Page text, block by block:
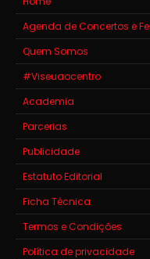
Agenda de Concertos e
Quem Somos
#Viseuaocentro
Academia
Parcerias
Publicidade
Estatuto Editorial
Ficha Técnica
Termos e Condições
Política de privacidade